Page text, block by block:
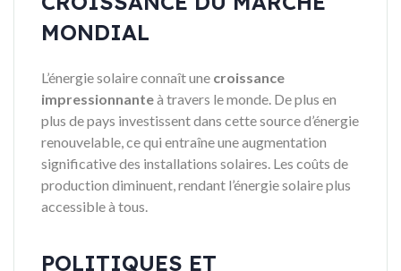
MONDIAL
L’énergie solaire connaît une croissance
impressionnanteà travers le monde. De plus en
plus de pays investissent dans cette source d’énergie
renouvelable, ce qui entraîne une augmentation
significative des installations solaires. Les coûts de
production diminuent, rendant l’énergie solaire plus
accessible à tous.
POLITIQUES ET